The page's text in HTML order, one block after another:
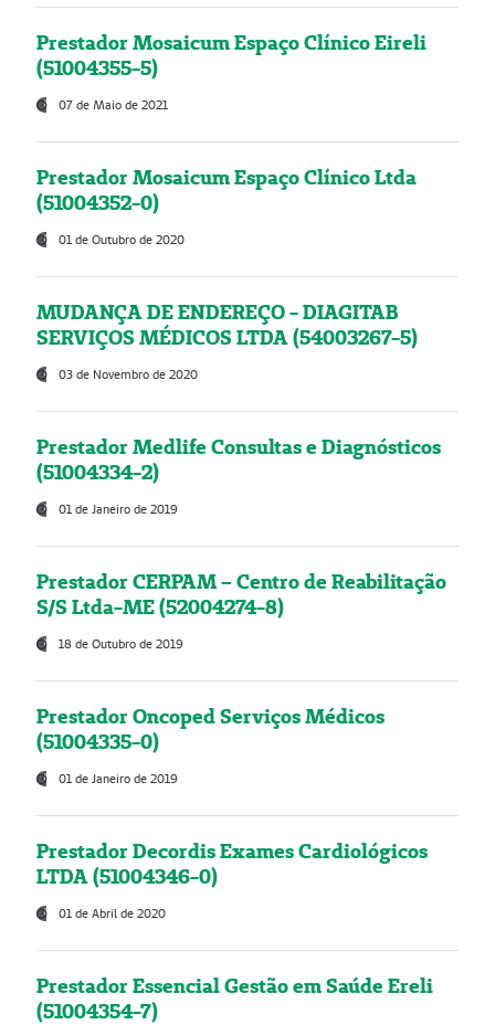
Prestador Mosaicum Espaço Clínico Eireli
(51004355-5)
07 de Maio de 2021
Prestador Mosaicum Espaço Clínico Ltda
(51004352-0)
01 de Outubro de 2020
MUDANÇA DE ENDEREÇO - DIAGITAB
SERVIÇOS MÉDICOS LTDA (54003267-5)
03 de Novembro de 2020
Prestador Medlife Consultas e Diagnósticos
(51004334-2)
01 de Janeiro de 2019
Prestador CERPAM – Centro de Reabilitação
S/S Ltda-ME (52004274-8)
18 de Outubro de 2019
Prestador Oncoped Serviços Médicos
(51004335-0)
01 de Janeiro de 2019
Prestador Decordis Exames Cardiológicos
LTDA (51004346-0)
01 de Abril de 2020
Prestador Essencial Gestão em Saúde Ereli
(51004354-7)